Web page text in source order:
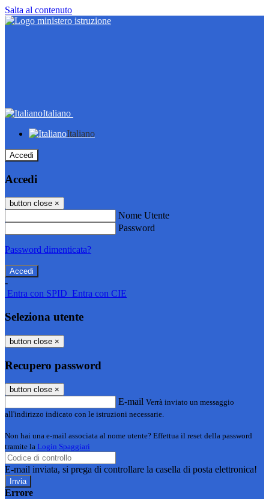
Salta al contenuto
Italiano
Italiano
Accedi
Accedi
button close ×
Nome Utente
Password
Password dimenticata?
-
Entra con SPID Entra con CIE
Seleziona utente
button close ×
Recupero password
button close ×
E-mail Verrà inviato un messaggio
all'indirizzo indicato con le istruzioni necessarie.
Non hai una e-mail associata al nome utente? Effettua il reset della password
tramite la Login Spaggiari
E-mail inviata, si prega di controllare la casella di posta elettronica!
Errore